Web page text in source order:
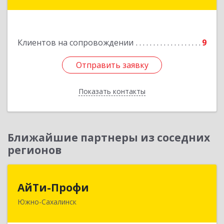
Клиентов на сопровождении 9
Отправить заявку
Показать контакты
Отправить заявку
Назад
Ближайшие партнеры из соседних
регионов
АйТи-Профи
Южно-Сахалинск693023, Сахалинская обл, город Южно-